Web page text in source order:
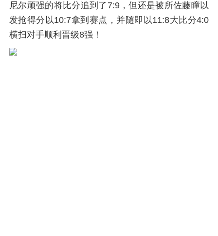
尼尔顽强的将比分追到了7:9，但还是被所佐藤瞳以
发抢得分以10:7拿到赛点，并随即以11:8大比分4:0
横扫对手顺利晋级8强！